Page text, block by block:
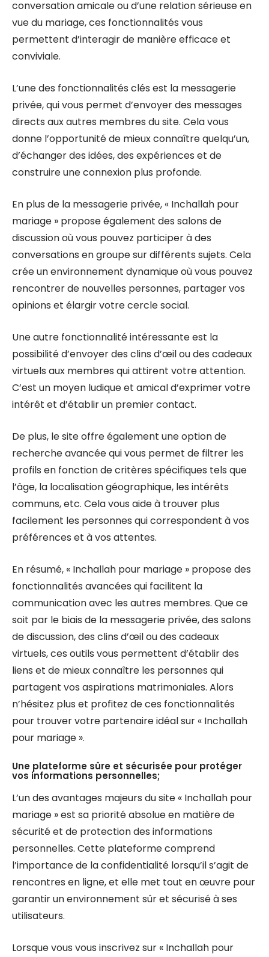
conversation amicale ou d’une relation sérieuse en
vue du mariage, ces fonctionnalités vous
permettent d’interagir de manière efficace et
conviviale.
L’une des fonctionnalités clés est la messagerie
privée, qui vous permet d’envoyer des messages
directs aux autres membres du site. Cela vous
donne l’opportunité de mieux connaître quelqu’un,
d’échanger des idées, des expériences et de
construire une connexion plus profonde.
En plus de la messagerie privée, « Inchallah pour
mariage » propose également des salons de
discussion où vous pouvez participer à des
conversations en groupe sur différents sujets. Cela
crée un environnement dynamique où vous pouvez
rencontrer de nouvelles personnes, partager vos
opinions et élargir votre cercle social.
Une autre fonctionnalité intéressante est la
possibilité d’envoyer des clins d’œil ou des cadeaux
virtuels aux membres qui attirent votre attention.
C’est un moyen ludique et amical d’exprimer votre
intérêt et d’établir un premier contact.
De plus, le site offre également une option de
recherche avancée qui vous permet de filtrer les
profils en fonction de critères spécifiques tels que
l’âge, la localisation géographique, les intérêts
communs, etc. Cela vous aide à trouver plus
facilement les personnes qui correspondent à vos
préférences et à vos attentes.
En résumé, « Inchallah pour mariage » propose des
fonctionnalités avancées qui facilitent la
communication avec les autres membres. Que ce
soit par le biais de la messagerie privée, des salons
de discussion, des clins d’œil ou des cadeaux
virtuels, ces outils vous permettent d’établir des
liens et de mieux connaître les personnes qui
partagent vos aspirations matrimoniales. Alors
n’hésitez plus et profitez de ces fonctionnalités
pour trouver votre partenaire idéal sur « Inchallah
pour mariage ».
Une plateforme sûre et sécurisée pour protéger
vos informations personnelles;
L’un des avantages majeurs du site « Inchallah pour
mariage » est sa priorité absolue en matière de
sécurité et de protection des informations
personnelles. Cette plateforme comprend
l’importance de la confidentialité lorsqu’il s’agit de
rencontres en ligne, et elle met tout en œuvre pour
garantir un environnement sûr et sécurisé à ses
utilisateurs.
Lorsque vous vous inscrivez sur « Inchallah pour